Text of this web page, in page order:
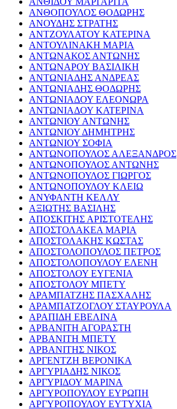
ΑΝΘΟΠΟΥΛΟΣ ΘΟΔΩΡΗΣ
ΑΝΟΥΔΗΣ ΣΤΡΑΤΗΣ
ΑΝΤΖΟΥΛΑΤΟΥ ΚΑΤΕΡΙΝΑ
ΑΝΤΟΥΛΙΝΑΚΗ ΜΑΡΙΑ
ΑΝΤΩΝΑΚΟΣ ΑΝΤΩΝΗΣ
ΑΝΤΩΝΑΡΟΥ ΒΑΣΙΛΙΚΗ
ΑΝΤΩΝΙΑΔΗΣ ΑΝΔΡΕΑΣ
ΑΝΤΩΝΙΑΔΗΣ ΘΟΔΩΡΗΣ
ΑΝΤΩΝΙΑΔΟΥ ΕΛΕΟΝΩΡΑ
ΑΝΤΩΝΙΑΔΟΥ ΚΑΤΕΡΙΝΑ
ΑΝΤΩΝΙΟΥ ΑΝΤΩΝΗΣ
ΑΝΤΩΝΙΟΥ ΔΗΜΗΤΡΗΣ
ΑΝΤΩΝΙΟΥ ΣΟΦΙΑ
ΑΝΤΩΝΟΠΟΥΛΟΣ ΑΛΕΞΑΝΔΡΟΣ
ΑΝΤΩΝΟΠΟΥΛΟΣ ΑΝΤΩΝΗΣ
ΑΝΤΩΝΟΠΟΥΛΟΣ ΓΙΩΡΓΟΣ
ΑΝΤΩΝΟΠΟΥΛΟΥ ΚΛΕΙΩ
ΑΝΥΦΑΝΤΗ ΚΕΛΛΥ
ΑΞΙΩΤΗΣ ΒΑΣΙΛΗΣ
ΑΠΟΣΚΙΤΗΣ ΑΡΙΣΤΟΤΕΛΗΣ
ΑΠΟΣΤΟΛΑΚΕΑ ΜΑΡΙΑ
ΑΠΟΣΤΟΛΑΚΗΣ ΚΩΣΤΑΣ
ΑΠΟΣΤΟΛΟΠΟΥΛΟΣ ΠΕΤΡΟΣ
ΑΠΟΣΤΟΛΟΠΟΥΛΟΥ ΕΛΕΝΗ
ΑΠΟΣΤΟΛΟΥ ΕΥΓΕΝΙΑ
ΑΠΟΣΤΟΛΟΥ ΜΠΕΤΥ
ΑΡΑΜΠΑΤΖΗΣ ΠΑΣΧΑΛΗΣ
ΑΡΑΜΠΑΤΖΟΓΛΟΥ ΣΤΑΥΡΟΥΛΑ
ΑΡΑΠΙΔΗ ΕΒΕΛΙΝΑ
ΑΡΒΑΝΙΤΗ ΑΓΟΡΑΣΤΗ
ΑΡΒΑΝΙΤΗ ΜΠΕΤΥ
ΑΡΒΑΝΙΤΗΣ ΝΙΚΟΣ
ΑΡΓΕΝΤΖΗ ΒΕΡΟΝΙΚΑ
ΑΡΓΥΡΙΑΔΗΣ ΝΙΚΟΣ
ΑΡΓΥΡΙΔΟΥ ΜΑΡΙΝΑ
ΑΡΓΥΡΟΠΟΥΛΟΥ ΕΥΡΩΠΗ
ΑΡΓΥΡΟΠΟΥΛΟΥ ΕΥΤΥΧΙΑ